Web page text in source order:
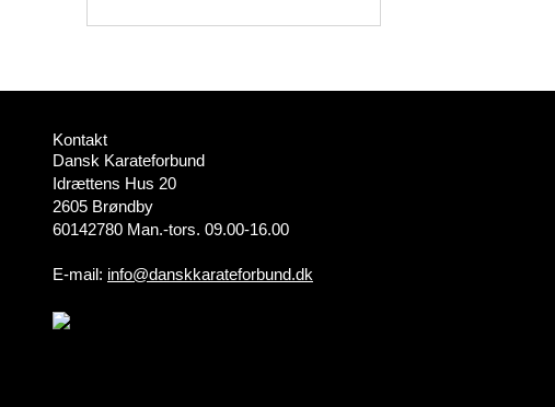
Kontakt
Dansk Karateforbund
Idrættens Hus 20
2605 Brøndby
60142780 Man.-tors. 09.00-16.00
E-mail: info@danskkarateforbund.dk